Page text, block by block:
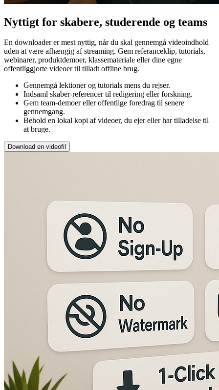
Nyttigt for skabere, studerende og teams
En downloader er mest nyttig, når du skal gennemgå videoindhold
uden at være afhængig af streaming. Gem referanceklip, tutorials,
webinarer, produktdemoer, klassemateriale eller dine egne
offentliggjorte videoer til tilladt offline brug.
Gennemgå lektioner og tutorials mens du rejser.
Indsaml skaber-referencer til redigering eller forskning.
Gem team-demoer eller offentlige foredrag til senere
gennemgang.
Behold en lokal kopi af videoer, du ejer eller har tilladelse til
at bruge.
Download en videofil